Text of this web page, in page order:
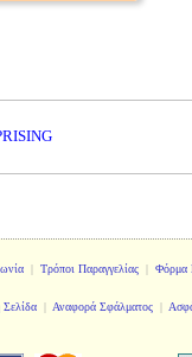
| Τρόποι Παραγγελίας| Φόρμα
Σελίδα | Αναφορά Σφάλματος |